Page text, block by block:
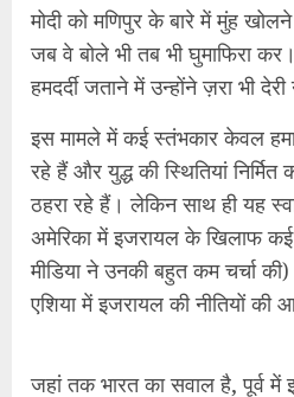
एशिया में इजरायल की नीतियों की
जहां तक भारत का सवाल है, पूर्व में
नीतियां इस मुद्दे पर महात्मा गांधी के
गांधीजी ने 1938 में लिखा था,
लोगों का है, जिस तरह इंग्लैंड,
फ्रांसीसियों का है।” उन्होंने यह
यहूदियों ने प्रताड़ना भोगी है।
उन्हें मुआवज़ा देने के लिए
यहूदी यूरोप में व्याप्त यहूदी-